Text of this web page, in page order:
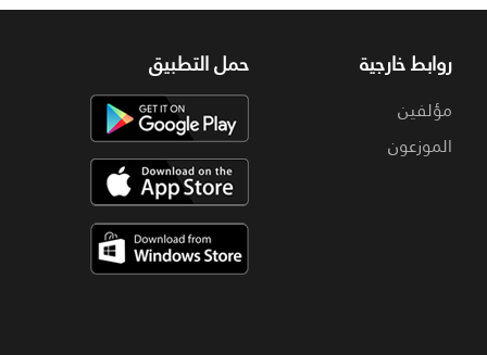
روابط خارجية
مؤلفين
الموزعون
حمل التطبيق